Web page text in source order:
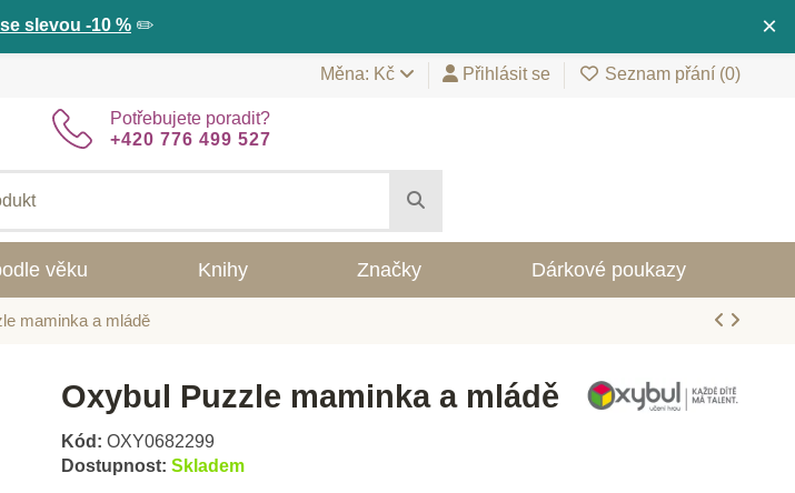
×
slevou -10 % ✏️
Měna: Kč Přihlásit se Seznam přání (0)
Potřebujete poradit?
+420 776 499 527
věku Knihy Značky Dárkové poukazy
maminka a mládě
Oxybul Puzzle maminka a mládě
Kód: OXY0682299
Dostupnost: Skladem